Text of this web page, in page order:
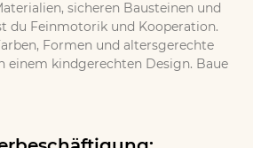
sicheren Bausteinen und
du Feinmotorik und Kooperation.
Formen und altersgerechte
einem kindgerechten Design. Baue